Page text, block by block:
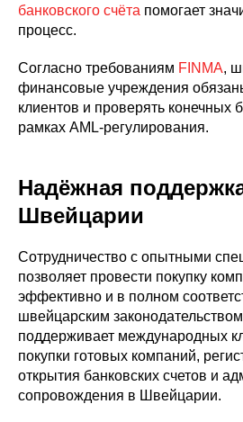
банковского счёта помогает
процесс.
Согласно требованиям FINMA,
финансовые учреждения
клиентов и проверять конечных
рамках AML-регулирования.
Надёжная
Швейцарии
Сотрудничество с опытными
позволяет провести покупку
эффективно и в полном
швейцарским
поддерживает международных
покупки готовых компаний,
открытия банковских счетов и
сопровождения в Швейцарии.